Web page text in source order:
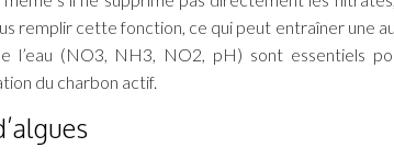
remplir cette fonction, ce qui peut entraîner une
l’eau (NO3, NH3, NO2, pH) sont essentiels
du charbon actif.